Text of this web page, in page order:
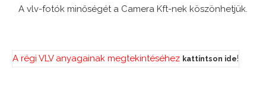
A vlv-fotók minőségét a Camera Kft-nek köszönhetjük.
A régi VLV anyagainak megtekintéséhez kattintson ide!